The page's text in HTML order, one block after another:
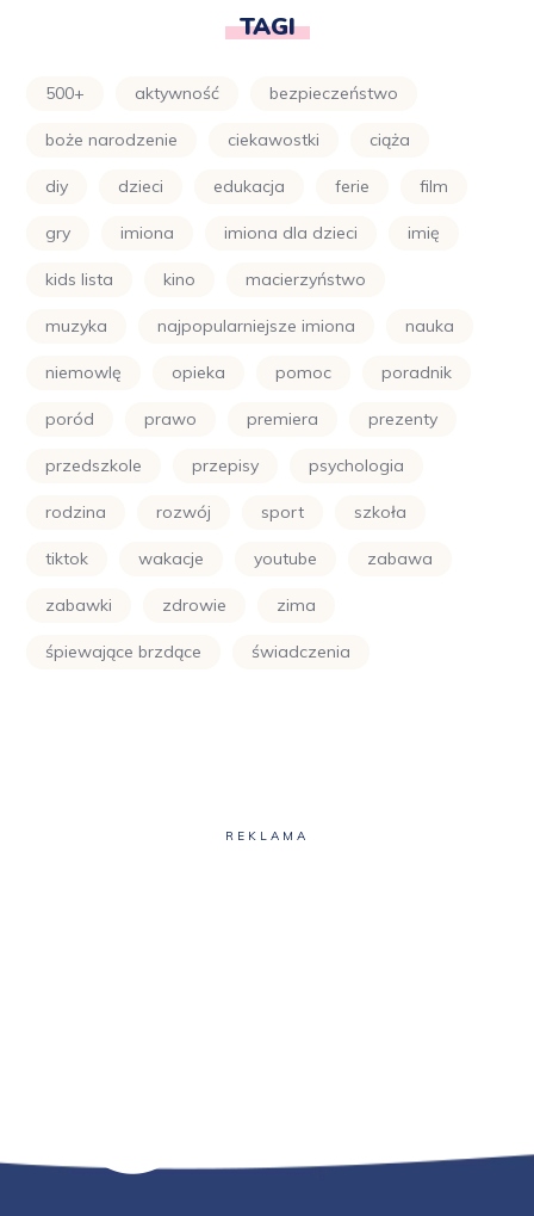
TAGI
500+ aktywność bezpieczeństwo
boże narodzenie ciekawostki ciąża
diy dzieci edukacja ferie film
gry imiona imiona dla dzieci imię
kids lista kino macierzyństwo
muzyka najpopularniejsze imiona nauka
niemowlę opieka pomoc poradnik
poród prawo premiera prezenty
przedszkole przepisy psychologia
rodzina rozwój sport szkoła
tiktok wakacje youtube zabawa
zabawki zdrowie zima
śpiewające brzdące świadczenia
REKLAMA